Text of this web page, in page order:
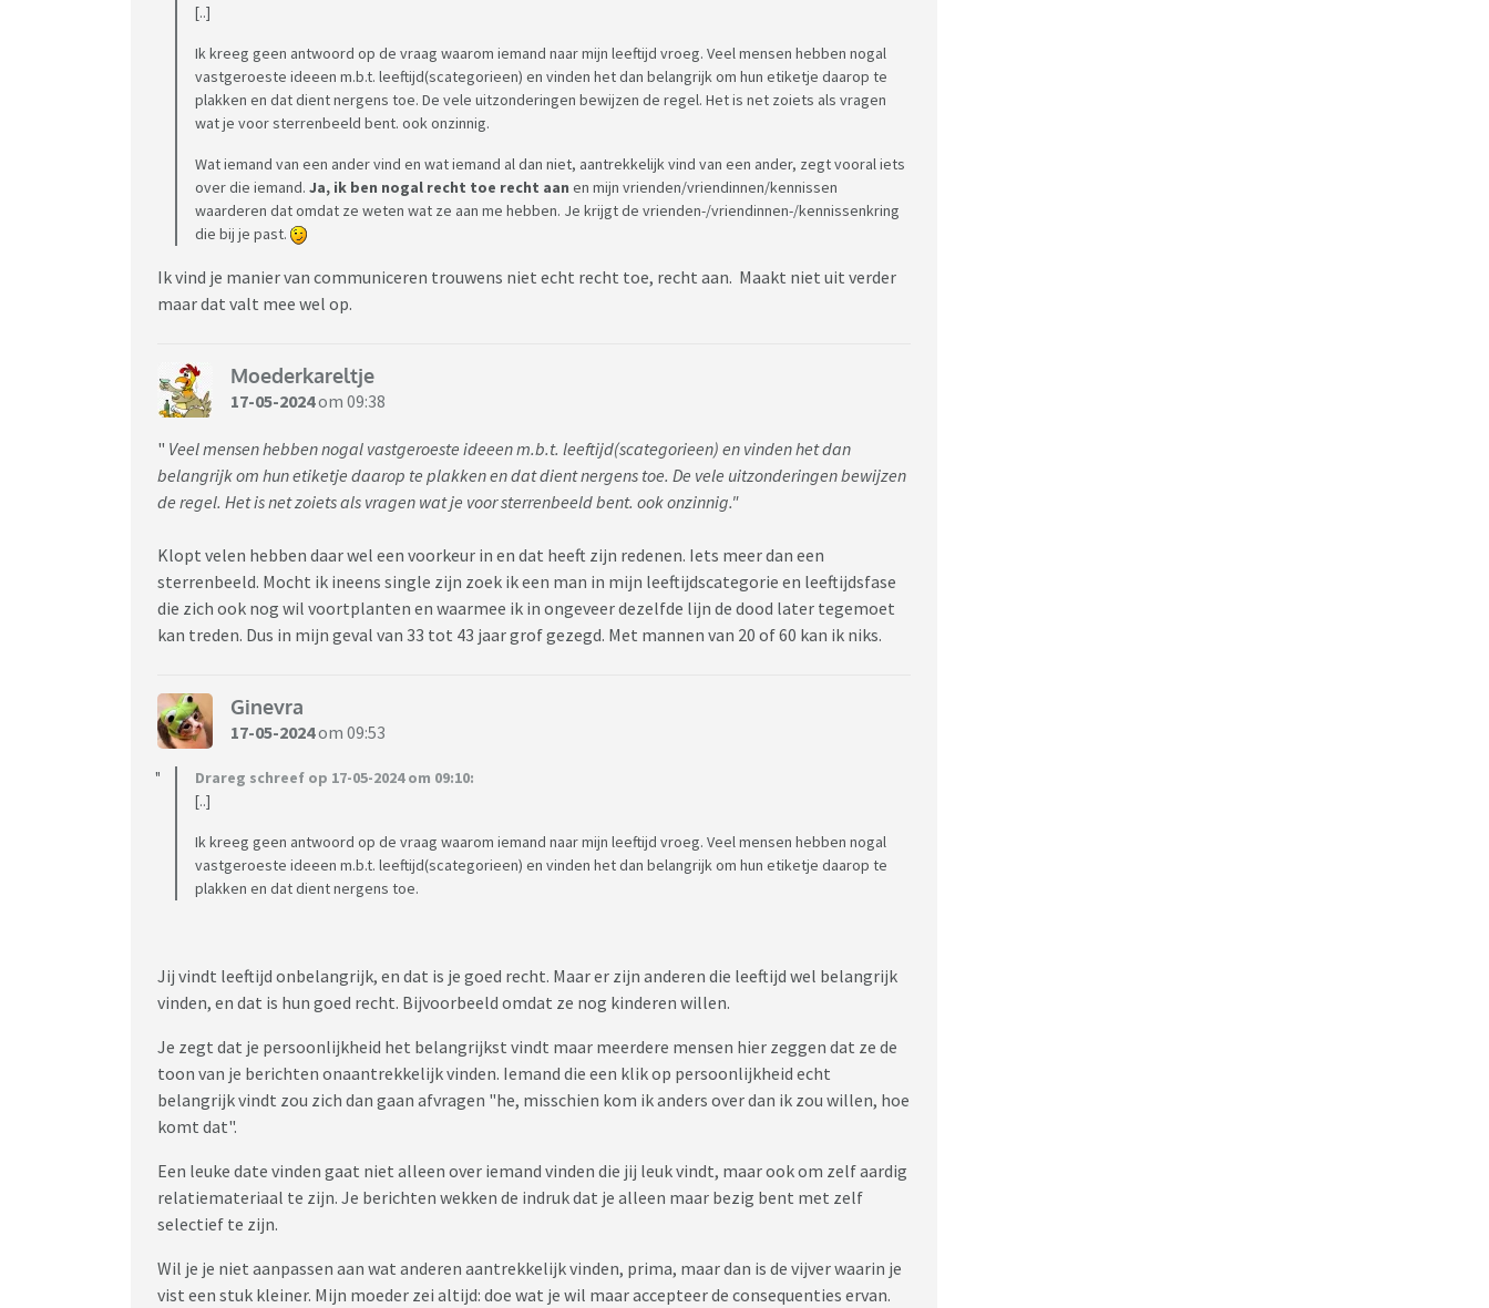
[..]
Ik kreeg geen antwoord op de vraag waarom iemand naar mijn leeftijd vroeg. Veel mensen hebben nogal
vastgeroeste ideeen m.b.t. leeftijd(scategorieen) en vinden het dan belangrijk om hun etiketje daarop te
plakken en dat dient nergens toe. De vele uitzonderingen bewijzen de regel. Het is net zoiets als vragen
wat je voor sterrenbeeld bent. ook onzinnig.
Wat iemand van een ander vind en wat iemand al dan niet, aantrekkelijk vind van een ander, zegt vooral iets
over die iemand. Ja, ik ben nogal recht toe recht aan en mijn vrienden/vriendinnen/kennissen
waarderen dat omdat ze weten wat ze aan me hebben. Je krijgt de vrienden-/vriendinnen-/kennissenkring
die bij je past.
Ik vind je manier van communiceren trouwens niet echt recht toe, recht aan. Maakt niet uit verder
maar dat valt mee wel op.
Moederkareltje
17-05-2024om 09:38
" Veel mensen hebben nogal vastgeroeste ideeen m.b.t. leeftijd(scategorieen) en vinden het dan
belangrijk om hun etiketje daarop te plakken en dat dient nergens toe. De vele uitzonderingen bewijzen
de regel. Het is net zoiets als vragen wat je voor sterrenbeeld bent. ook onzinnig."
Klopt velen hebben daar wel een voorkeur in en dat heeft zijn redenen. Iets meer dan een
sterrenbeeld. Mocht ik ineens single zijn zoek ik een man in mijn leeftijdscategorie en leeftijdsfase
die zich ook nog wil voortplanten en waarmee ik in ongeveer dezelfde lijn de dood later tegemoet
kan treden. Dus in mijn geval van 33 tot 43 jaar grof gezegd. Met mannen van 20 of 60 kan ik niks.
Ginevra
17-05-2024om 09:53
Drareg schreef op 17-05-2024 om 09:10:
[..]
Ik kreeg geen antwoord op de vraag waarom iemand naar mijn leeftijd vroeg. Veel mensen hebben nogal
vastgeroeste ideeen m.b.t. leeftijd(scategorieen) en vinden het dan belangrijk om hun etiketje daarop te
plakken en dat dient nergens toe.
Jij vindt leeftijd onbelangrijk, en dat is je goed recht. Maar er zijn anderen die leeftijd wel belangrijk
vinden, en dat is hun goed recht. Bijvoorbeeld omdat ze nog kinderen willen.
Je zegt dat je persoonlijkheid het belangrijkst vindt maar meerdere mensen hier zeggen dat ze de
toon van je berichten onaantrekkelijk vinden. Iemand die een klik op persoonlijkheid echt
belangrijk vindt zou zich dan gaan afvragen "he, misschien kom ik anders over dan ik zou willen, hoe
komt dat".
Een leuke date vinden gaat niet alleen over iemand vinden die jij leuk vindt, maar ook om zelf aardig
relatiemateriaal te zijn. Je berichten wekken de indruk dat je alleen maar bezig bent met zelf
selectief te zijn.
Wil je je niet aanpassen aan wat anderen aantrekkelijk vinden, prima, maar dan is de vijver waarin je
vist een stuk kleiner. Mijn moeder zei altijd: doe wat je wil maar accepteer de consequenties ervan.